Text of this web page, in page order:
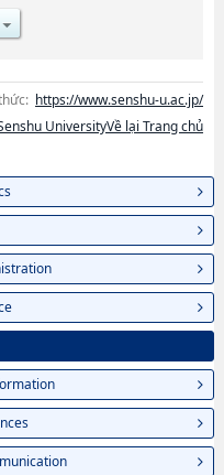
từng ngành học, thông tin liên
số lượng trúng tuyển, cở sở
https://www.senshu-u.ac.jp/
UniversityVề lại Trang chủ